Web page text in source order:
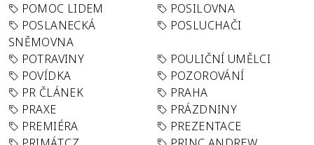
POMOC LIDEM
POSILOVNA
POSLANECKÁ
SNĚMOVNA
POSLUCHAČI
POTRAVINY
POULIČNÍ UMĚLCI
POVÍDKA
POZOROVÁNÍ
PR ČLÁNEK
PRAHA
PRAXE
PRÁZDNINY
PREMIÉRA
PREZENTACE